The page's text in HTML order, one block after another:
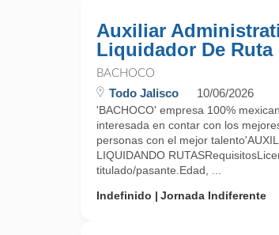
Auxiliar
Liquidador De Ruta
BACHOCO
Todo Jalisco 10/06/2026
'BACHOCO' empresa 100%
interesada en contar con los
personas con el mejor
LIQUIDANDO
titulado/pasante.Edad, ...
Indefinido
Jornada Indiferente